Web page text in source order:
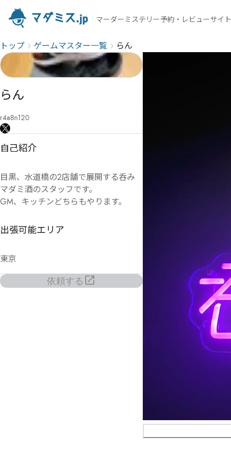
マーダーミステリー予約・レビューサイト
トップ ゲームマスター一覧 らん
らん
r4a8n120
自己紹介
目黒、水道橋の2店舗で展開する呑み
マダミ酒のスタッフです。
GM、キッチンどちらもやります。
出張可能エリア
東京
依頼する